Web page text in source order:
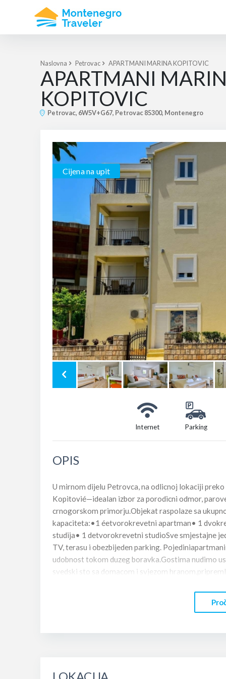
Naslovna Petrovac APARTMANI MARINA KOPITOVIC
APARTMANI
KOPITOVIC
Petrovac, 6W5V+G67, Petrovac 85300, Montenegro
Cijena na upit
Internet Parking
OPIS
U mirnom dijelu Petrovca, na odlicnoj lokaciji
Kopitovié—idealan izbor za porodicni odmor,
crnogorskom primorju.Objekat raspolaze sa
kapaciteta:•1 éetvorokrevetni apartman• 1
studija• 1 detvorokrevetni studioSve smjestajne
TV, terasu i obezbijeden parking.
udobnost tokom duzeg boravka.Gostima nudimo
svedski sto sa domacom i svjezom
ambijent i dobarkoktel.Gostima je na
prodavnice zdrave hrane nalazese na svega